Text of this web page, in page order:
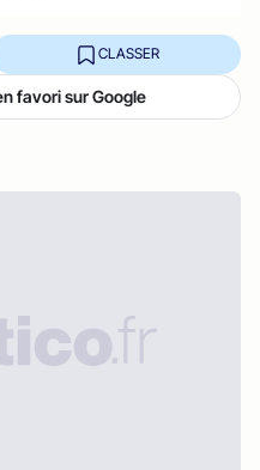
CLASSER
favori sur Google